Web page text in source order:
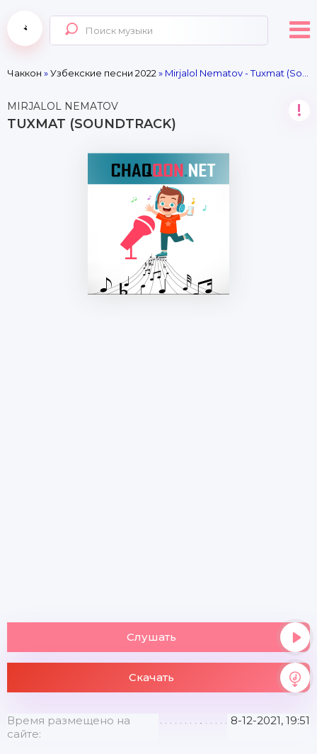
Чаккон »Узбекские песни 2022 » Mirjalol Nematov - Tuxmat (Soundtrack)
MIRJALOL NEMATOV
TUXMAT (SOUNDTRACK)
!
Слушать
Скачать
Время размещено на
сайте:
8-12-2021, 19:51